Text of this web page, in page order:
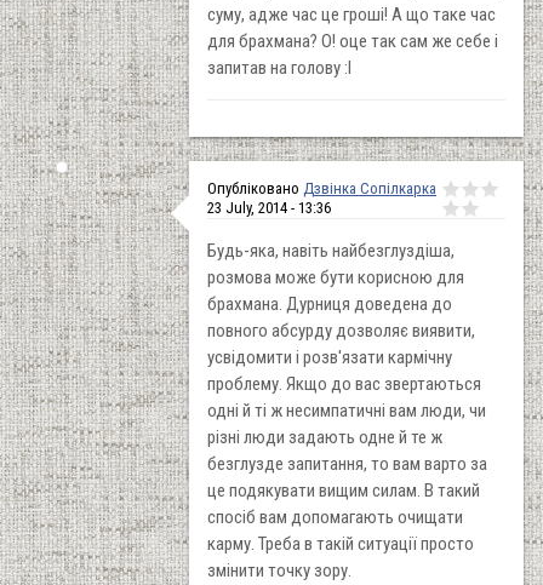
суму, адже час це гроші! А що таке час
для брахмана? О! оце так сам же себе і
запитав на голову :І
Опубліковано Дзвінка Сопілкарка
23 July, 2014 - 13:36
Будь-яка, навіть найбезглуздіша,
розмова може бути корисною для
брахмана. Дурниця доведена до
повного абсурду дозволяє виявити,
усвідомити і розв'язати кармічну
проблему. Якщо до вас звертаються
одні й ті ж несимпатичні вам люди, чи
різні люди задають одне й те ж
безглузде запитання, то вам варто за
це подякувати вищим силам. В такий
спосіб вам допомагають очищати
карму. Треба в такій ситуації просто
змінити точку зору.